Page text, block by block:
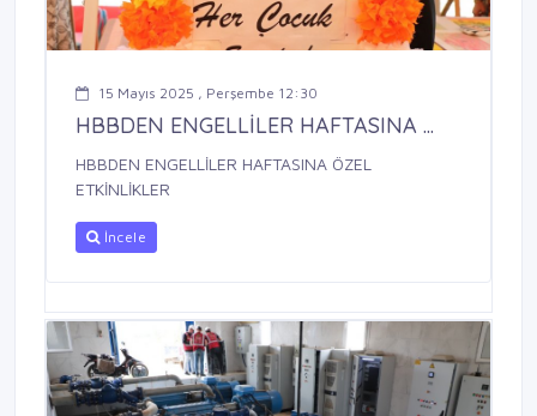
15 Mayıs 2025 , Perşembe 12:30
HBBDEN ENGELLİLER HAFTASINA ...
HBBDEN ENGELLİLER HAFTASINA ÖZEL
ETKİNLİKLER
İncele